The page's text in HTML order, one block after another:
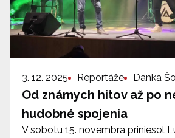
3. 12. 2025 Reportáže Danka
Od známych hitov až po
hudobné spojenia
V sobotu 15. novembra priniesol